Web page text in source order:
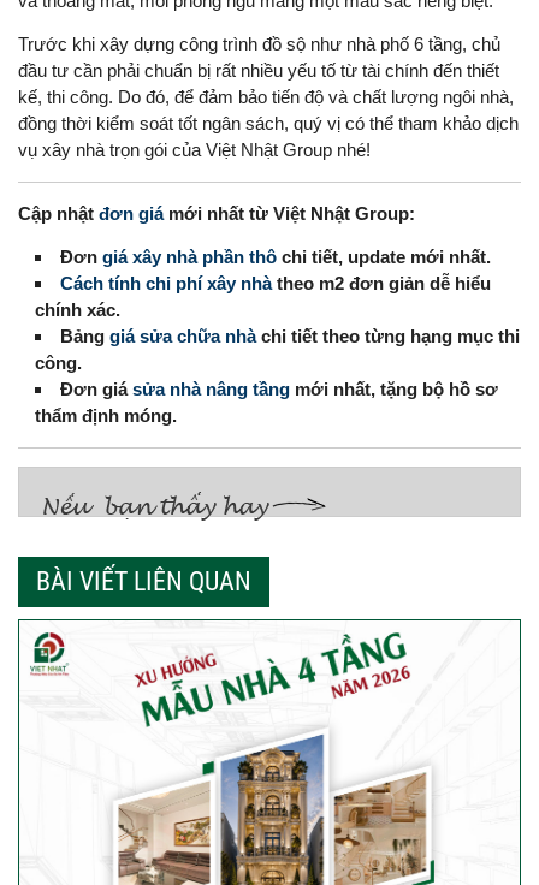
Trước khi xây dựng công trình đồ sộ như nhà phố 6 tầng, chủ
đầu tư cần phải chuẩn bị rất nhiều yếu tố từ tài chính đến thiết
kế, thi công. Do đó, để đảm bảo tiến độ và chất lượng ngôi nhà,
đồng thời kiểm soát tốt ngân sách, quý vị có thể tham khảo dịch
vụ xây nhà trọn gói của Việt Nhật Group nhé!
Cập nhật đơn giámới nhất từ Việt Nhật Group:
Đơn giá xây nhà phần thô chi tiết, update mới nhất.
Cách tính chi phí xây nhàtheo m2 đơn giản dễ hiểu
chính xác.
Bảng giá sửa chữa nhàchi tiết theo từng hạng mục thi
công.
Đơn giásửa nhà nâng tầng mới nhất, tặng bộ hồ sơ
thẩm định móng.
BÀI VIẾT LIÊN QUAN